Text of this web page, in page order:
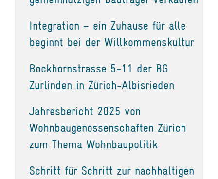
Integration – ein Zuhause für alle
beginnt bei der Willkommenskultur
Bockhornstrasse 5-11 der BG
Zurlinden in Zürich-Albisrieden
Jahresbericht 2025 von
Wohnbaugenossenschaften Zürich
zum Thema Wohnbaupolitik
Schritt für Schritt zur nachhaltigen